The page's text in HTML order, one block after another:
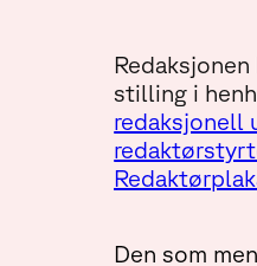
stilling i
redaksjonell
Den som